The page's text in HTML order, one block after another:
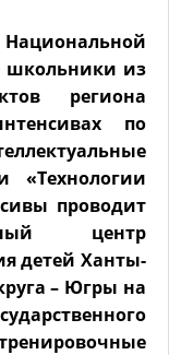
школьники из
региона
по
«Технологии
проводит
центр
детей Ханты-
– Югры на